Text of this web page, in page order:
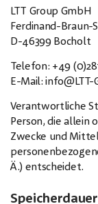
LTT Group GmbH
Ferdinand-Braun-
D-46399 Bocholt
Telefon: +49
E-Mail:info@LTT-
Verantwortliche
Person, die allein
Zwecke und
Ä.) entscheidet.
Speicherdauer